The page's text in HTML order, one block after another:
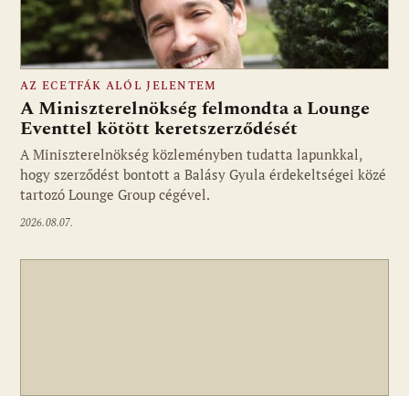
Fotó: media1.hu
AZ ECETFÁK ALÓL JELENTEM
A Miniszterelnökség felmondta a Lounge
Eventtel kötött keretszerződését
A Miniszterelnökség közleményben tudatta lapunkkal,
hogy szerződést bontott a Balásy Gyula érdekeltségei közé
tartozó Lounge Group cégével.
2026.08.07.